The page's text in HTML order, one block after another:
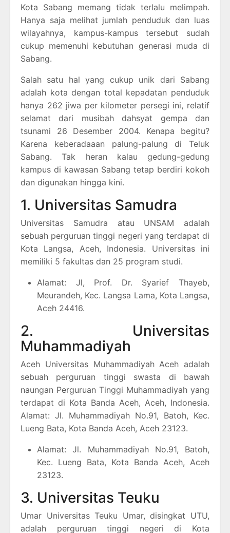
Kota Sabang memang tidak terlalu melimpah.
Hanya saja melihat jumlah penduduk dan luas
wilayahnya, kampus-kampus tersebut sudah
cukup memenuhi kebutuhan generasi muda di
Sabang.
Salah satu hal yang cukup unik dari Sabang
adalah kota dengan total kepadatan penduduk
hanya 262 jiwa per kilometer persegi ini, relatif
selamat dari musibah dahsyat gempa dan
tsunami 26 Desember 2004. Kenapa begitu?
Karena keberadaaan palung-palung di Teluk
Sabang. Tak heran kalau gedung-gedung
kampus di kawasan Sabang tetap berdiri kokoh
dan digunakan hingga kini.
1. Universitas Samudra
Universitas Samudra atau UNSAM adalah
sebuah perguruan tinggi negeri yang terdapat di
Kota Langsa, Aceh, Indonesia. Universitas ini
memiliki 5 fakultas dan 25 program studi.
Alamat: Jl, Prof. Dr. Syarief Thayeb,
Meurandeh, Kec. Langsa Lama, Kota Langsa,
Aceh 24416.
2. Universitas
Muhammadiyah
Aceh Universitas Muhammadiyah Aceh adalah
sebuah perguruan tinggi swasta di bawah
naungan Perguruan Tinggi Muhammadiyah yang
terdapat di Kota Banda Aceh, Aceh, Indonesia.
Alamat: Jl. Muhammadiyah No.91, Batoh, Kec.
Lueng Bata, Kota Banda Aceh, Aceh 23123.
Alamat: Jl. Muhammadiyah No.91, Batoh,
Kec. Lueng Bata, Kota Banda Aceh, Aceh
23123.
3. Universitas Teuku
Umar Universitas Teuku Umar, disingkat UTU,
adalah perguruan tinggi negeri di Kota